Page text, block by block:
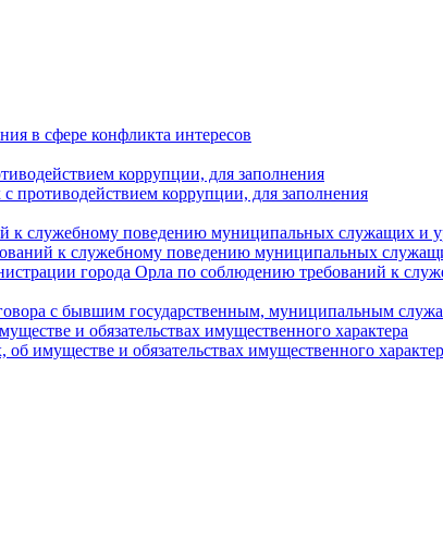
в сфере конфликта интересов
коррупции, для заполнения
противодействием коррупции, для заполнения
к служебному поведению муниципальных служащих и
к служебному поведению муниципальных
города Орла по соблюдению требований к
с бывшим государственным, муниципальным
и обязательствах имущественного характера
об имуществе и обязательствах имущественного